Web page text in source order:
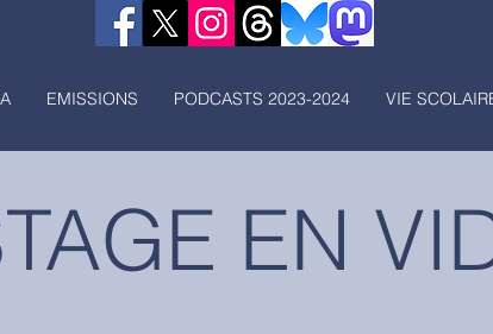
EMISSIONS PODCASTS 2023-2024 VIE
EN